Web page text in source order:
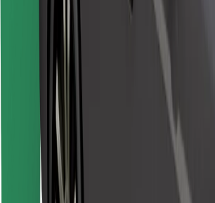
Lejupielādē Bolt Food lietotni